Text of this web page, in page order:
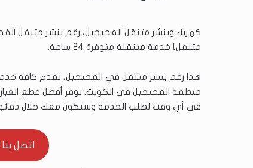
كهرباء وبنشر متنقل الفحيحيل، رقم بنشر متنقل
متنقل] خدمة متنقلة متوفرة 24 ساعة.
هذا رقم بنشر متنقل في الفحيحيل، نقدم كافة خدمات
في أي وقت لطلب الخدمة وسنكون معك خلال
اتصل بنا